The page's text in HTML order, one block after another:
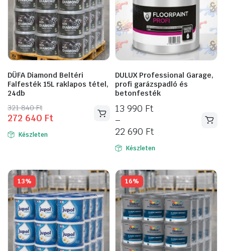
DÜFA Diamond Beltéri
Falfesték 15L raklapos tétel,
24db
321 840Ft
Original
price
was:
272 640 Ft
Current
price
is: Készleten
DULUX Professional Garage,
profi garázspadló és
betonfesték
13 990 Ft
–
22 690 Ft
a
terméknek
variációja
van.
A
változatok
termékoldalon
választhatók
Készleten
13% 16%